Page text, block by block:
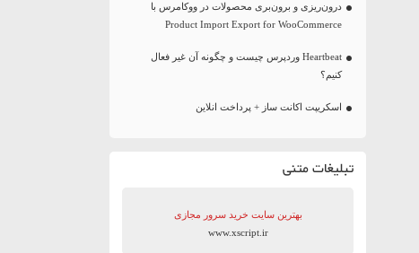
درون‌ریزی و برون‌بری محصولات در ووکامرس با
Product Import Export for WooCommerce
Heartbeat وردپرس چیست و چگونه آن غیر فعال
کنیم؟
اسکریپت اکانت ساز + پرداخت انلاین
تبلیغات متنی
بهترین سایت‌ خرید سرور مجازی
www.xscript.ir